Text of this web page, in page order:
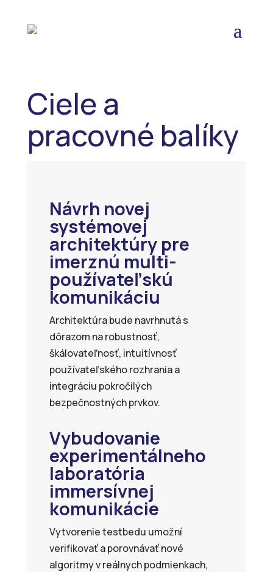
Ciele a
pracovné balíky
Návrh novej
systémovej
architektúry pre
imerznú multi-
používateľskú
komunikáciu
Architektúra bude navrhnutá s
dôrazom na robustnosť,
škálovateľnosť, intuitívnosť
používateľského rozhrania a
integráciu pokročilých
bezpečnostných prvkov.
Vybudovanie
experimentálneho
laboratória
immersívnej
komunikácie
Vytvorenie testbedu umožní
verifikovať a porovnávať nové
algoritmy v reálnych podmienkach,